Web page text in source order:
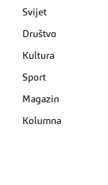
Svijet
Društvo
Kultura
Sport
Magazin
Kolumna